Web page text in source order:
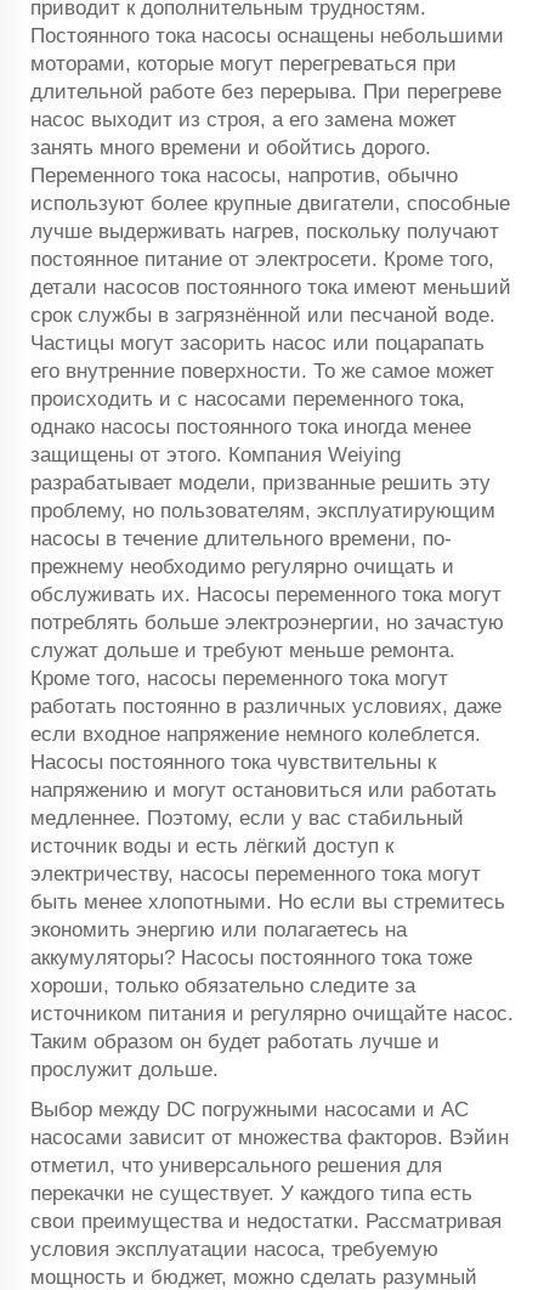
приводит к дополнительным трудностям.
Постоянного тока насосы оснащены небольшими
моторами, которые могут перегреваться при
длительной работе без перерыва. При перегреве
насос выходит из строя, а его замена может
занять много времени и обойтись дорого.
Переменного тока насосы, напротив, обычно
используют более крупные двигатели, способные
лучше выдерживать нагрев, поскольку получают
постоянное питание от электросети. Кроме того,
детали насосов постоянного тока имеют меньший
срок службы в загрязнённой или песчаной воде.
Частицы могут засорить насос или поцарапать
его внутренние поверхности. То же самое может
происходить и с насосами переменного тока,
однако насосы постоянного тока иногда менее
защищены от этого. Компания Weiying
разрабатывает модели, призванные решить эту
проблему, но пользователям, эксплуатирующим
насосы в течение длительного времени, по-
прежнему необходимо регулярно очищать и
обслуживать их. Насосы переменного тока могут
потреблять больше электроэнергии, но зачастую
служат дольше и требуют меньше ремонта.
Кроме того, насосы переменного тока могут
работать постоянно в различных условиях, даже
если входное напряжение немного колеблется.
Насосы постоянного тока чувствительны к
напряжению и могут остановиться или работать
медленнее. Поэтому, если у вас стабильный
источник воды и есть лёгкий доступ к
электричеству, насосы переменного тока могут
быть менее хлопотными. Но если вы стремитесь
экономить энергию или полагаетесь на
аккумуляторы? Насосы постоянного тока тоже
хороши, только обязательно следите за
источником питания и регулярно очищайте насос.
Таким образом он будет работать лучше и
прослужит дольше.
Выбор между DC погружными насосами и AC
насосами зависит от множества факторов. Вэйин
отметил, что универсального решения для
перекачки не существует. У каждого типа есть
свои преимущества и недостатки. Рассматривая
условия эксплуатации насоса, требуемую
мощность и бюджет, можно сделать разумный